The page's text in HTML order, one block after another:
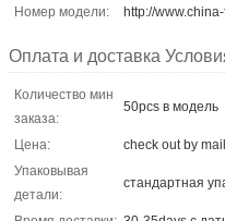
Номер модели:
http://
Оплата и доставка
Количество мин
заказа:
50pcs в модель
Цена:
check out by
Упаковывая
детали:
стандартная